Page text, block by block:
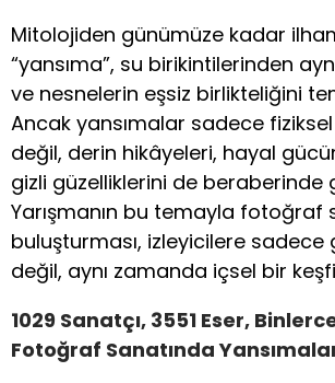
Mitolojiden günümüze kadar
“yansıma”, su birikintilerinden
ve nesnelerin eşsiz birlikteliğini
Ancak yansımalar sadece
değil, derin hikâyeleri, hayal
gizli güzelliklerini de beraberinde
Yarışmanın bu temayla fotoğraf
buluşturması, izleyicilere sadece
değil, aynı zamanda içsel bir
1029 Sanatçı, 3551 Eser,
Fotoğraf Sanatında